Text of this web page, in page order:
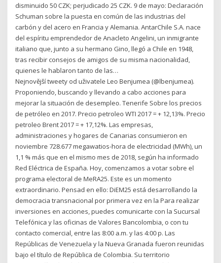
disminuido 50 CZK; perjudicado 25 CZK. 9 de mayo: Declaración
Schuman sobre la puesta en común de las industrias del
carbón y del acero en Francia y Alemania. AntarChile S.A. nace
del espíritu emprendedor de Anacleto Angelini, un inmigrante
italiano que, junto a su hermano Gino, llegó a Chile en 1948,
tras recibir consejos de amigos de su misma nacionalidad,
quienes le hablaron tanto de las…
Nejnovější tweety od uživatele Leo Benjumea (@lbenjumea).
Proponiendo, buscando y llevando a cabo acciones para
mejorar la situación de desempleo. Tenerife Sobre los precios
de petróleo en 2017. Precio petroleo WTI 2017 = + 12,13%. Precio
petroleo Brent 2017 = + 17,12%. Las empresas,
administraciones y hogares de Canarias consumieron en
noviembre 728.677 megawatios-hora de electricidad (MWh), un
1,1 % más que en el mismo mes de 2018, según ha informado
Red Eléctrica de España. Hoy, comenzamos a votar sobre el
programa electoral de MeRA25. Este es un momento
extraordinario. Pensad en ello: DiEM25 está desarrollando la
democracia transnacional por primera vez en la Para realizar
inversiones en acciones, puedes comunicarte con la Sucursal
Telefónica y las oficinas de Valores Bancolombia, o con tu
contacto comercial, entre las 8:00 a.m. y las 4:00 p. Las
Repúblicas de Venezuela y la Nueva Granada fueron reunidas
bajo el título de República de Colombia. Su territorio